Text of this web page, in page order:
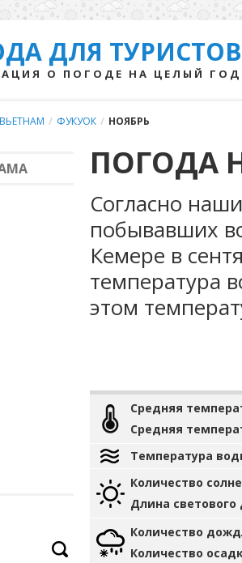
ДЛЯ ТУРИСТОВ
О ПОГОДЕ НА ЦЕЛЫЙ ГОД
ВЬЕТНАМ / ФУКУОК / НОЯБРЬ
ПОГОДА
Согласно
побывавших
Кемере в
температура
этом
Средняя
Средняя
Температура
Количество
Длина светового
Количество
Количество